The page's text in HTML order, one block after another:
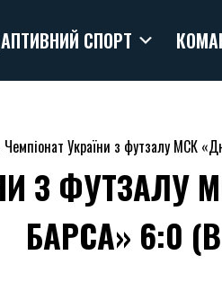
СПОРТ
Чемпіонат України з футзалу МСК
З
БАРСА» 6:0